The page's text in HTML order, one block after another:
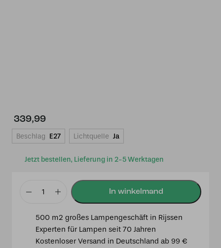
Jetzt bestellen, Lieferung in 2-5 Werktagen
339,99
Beschlag E27 Lichtquelle Ja
Tiffany-
Kingston500 m2 großes Lampengeschäft in Rijssen
Experten für Lampen seit 70 Jahren
Kostenloser Versand in Deutschland ab 99 €